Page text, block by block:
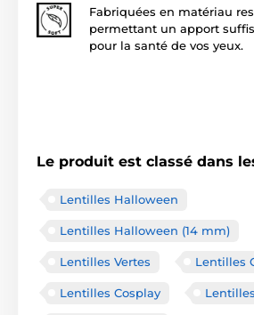
Fabriquées en matériau
permettant un apport
pour la santé de vos yeux.
Le produit est classé dans
Lentilles Halloween
Lentilles Halloween (14 mm)
Lentilles Vertes Lentilles
Lentilles Cosplay